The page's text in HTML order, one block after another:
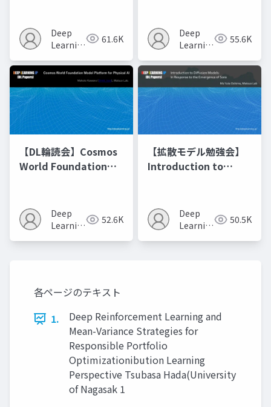
Recipes モデルマージ
の進化的最適化
Deep
Learning
61.6K
Deep
Learning
55.6K
【DL輪読会】Cosmos
World Foundation
Deep
Learning
52.6K
【拡散モデル勉強会】
Introduction to
Deep
Learning
50.5K
各ページのテキスト
1.
Deep Reinforcement Learning and
Mean-Variance Strategies for
Responsible Portfolio
Optimizationibution Learning
Perspective Tsubasa Hada(University
of Nagasak 1